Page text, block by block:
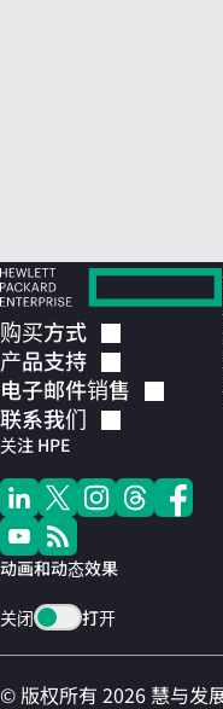
购买方式
产品支持
电子邮件销售
联系我们
关注 HPE
动画和动态效果
关闭 打开
© 版权所有 2026 慧与发